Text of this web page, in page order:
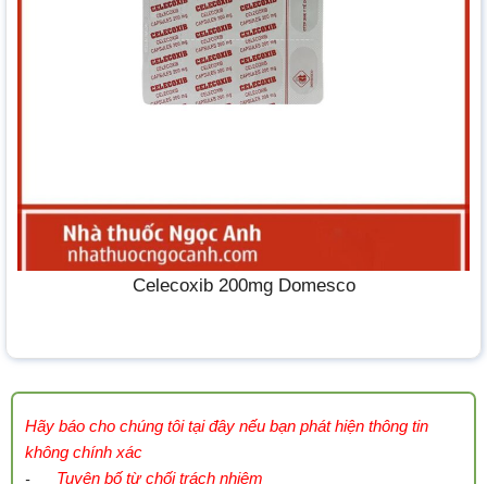
Celecoxib 200mg Domesco
Hãy báo cho chúng tôi tại đây nếu bạn phát hiện thông tin
không chính xác
- Tuyên bố từ chối trách nhiệm